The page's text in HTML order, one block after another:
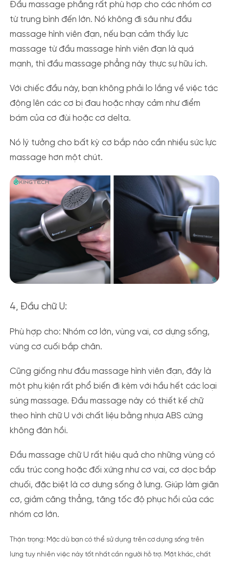
Đầu massage phẳng rất phù hợp cho các nhóm cơ
từ trung bình đến lớn. Nó không đi sâu như đầu
massage hình viên đạn, nếu bạn cảm thấy lực
massage từ đầu massage hình viên đạn là quá
mạnh, thì đầu massage phẳng này thực sự hữu ích.
Với chiếc đầu này, bạn không phải lo lắng về việc tác
động lên các cơ bị đau hoặc nhạy cảm như điểm
bám của cơ đùi hoặc cơ delta.
Nó lý tưởng cho bất kỳ cơ bắp nào cần nhiều sức lực
massage hơn một chút.
4, Đầu chữ U:
Phù hợp cho: Nhóm cơ lớn, vùng vai, cơ dựng sống,
vùng cơ cuối bắp chân.
Cũng giống như đầu massage hình viên đạn, đây là
một phụ kiện rất phổ biến đi kèm với hầu hết các loại
súng massage. Đầu massage này có thiết kế chữ
theo hình chữ U với chất liệu bằng nhựa ABS cứng
không đàn hồi.
Đầu massage chữ U rất hiệu quả cho những vùng có
cấu trúc cong hoặc đối xứng như cơ vai, cơ dọc bắp
chuối, đặc biệt là cơ dựng sống ở lưng. Giúp làm giãn
cơ, giảm căng thẳng, tăng tốc độ phục hồi của các
nhóm cơ lớn.
Thận trọng: Mặc dù bạn có thể sử dụng trên cơ dựng sống trên
lưng tuy nhiên việc này tốt nhất cần người hỗ trợ. Mặt khác, chất